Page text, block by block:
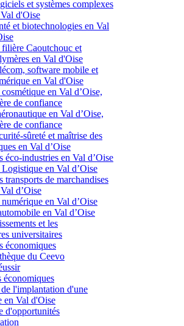
et systèmes complexes
d'Oise
et biotechnologies en Val
Caoutchouc et
en Val d'Oise
software mobile et
en Val d'Oise
en Val d’Oise,
de confiance
en Val d’Oise,
de confiance
sûreté et maîtrise des
en Val d’Oise
éco-industries en Val d’Oise
en Val d’Oise
transports de marchandises
d’Oise
en Val d’Oise
en Val d’Oise
et les
universitaires
économiques
du Ceevo
économiques
l'implantation d'une
en Val d'Oise
d'opportunités